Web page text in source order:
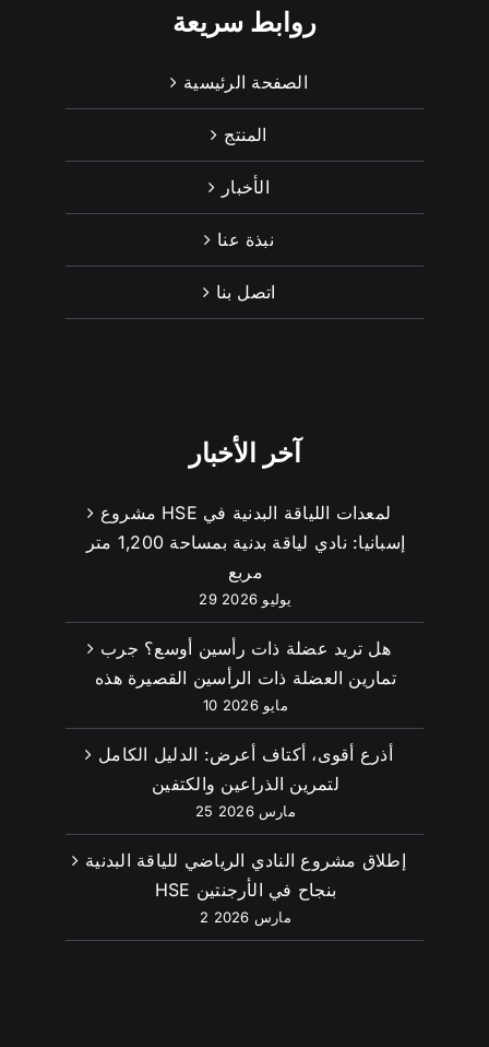
روابط سريعة
الصفحة الرئيسية
المنتج
الأخبار
نبذة عنا
اتصل بنا
آخر الأخبار
مشروع HSE لمعدات اللياقة البدنية في
إسبانيا: نادي لياقة بدنية بمساحة 1,200 متر
مربع
29 يوليو 2026
هل تريد عضلة ذات رأسين أوسع؟ جرب
تمارين العضلة ذات الرأسين القصيرة هذه
10 مايو 2026
أذرع أقوى، أكتاف أعرض: الدليل الكامل
لتمرين الذراعين والكتفين
25 مارس 2026
إطلاق مشروع النادي الرياضي للياقة البدنية
HSE بنجاح في الأرجنتين
2 مارس 2026